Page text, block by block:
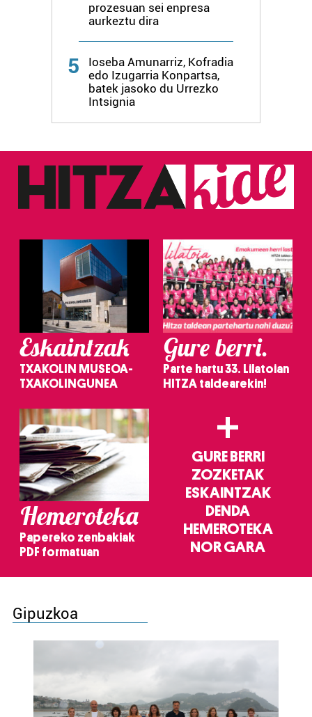
prozesuan sei enpresa
aurkeztu dira
5
Ioseba Amunarriz, Kofradia
edo Izugarria Konpartsa,
batek jasoko du Urrezko
Intsignia
Eskaintzak
TXAKOLIN MUSEOA-
TXAKOLINGUNEA
Gure berri.
Parte hartu 33. Lilatoian
HITZA taldearekin!
Hemeroteka
Papereko zenbakiak
PDF formatuan
+
GURE BERRI
ZOZKETAK
ESKAINTZAK
DENDA
HEMEROTEKA
NOR GARA
Gipuzkoa